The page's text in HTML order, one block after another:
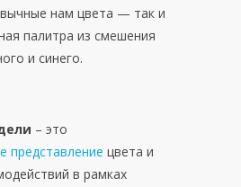
нам цвета — так и
палитра из смешения
и синего.
– это
представление цвета и
в рамках